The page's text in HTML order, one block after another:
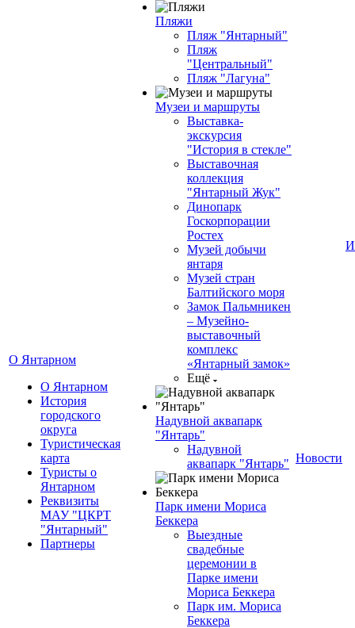
О Янтарном
О Янтарном
История
городского
округа
Туристическая
карта
Туристы о
Янтарном
Реквизиты
МАУ "ЦКРТ
"Янтарный"
Партнеры
Пляжи
Пляж "Янтарный"
Пляж
"Центральный"
Пляж "Лагуна"
Музеи и маршруты
Выставка-
экскурсия
"История в стекле"
Выставочная
коллекция
"Янтарный Жук"
Динопарк
Госкорпорации
Ростех
Музей добычи
янтаря
Музей стран
Балтийского моря
Замок Пальмникен
– Музейно-
выставочный
комплекс
«Янтарный замок»
Ещё
Надувной аквапарк
"Янтарь"
Надувной
аквапарк "Янтарь"
Парк имени Мориса
Беккера
Выездные
свадебные
церемонии в
Парке имени
Мориса Беккера
Парк им. Мориса
Беккера
Новости